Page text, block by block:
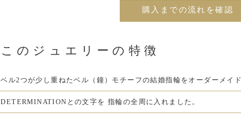
購入までの流れを確認
このジュエリーの特徴
ベル2つが少し重ねたベル（鐘）モチーフの結婚指輪をオーダーメイド
DETERMINATIONとの文字を 指輪の全周に入れました。